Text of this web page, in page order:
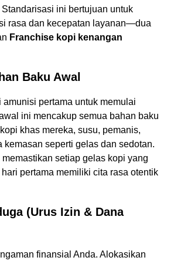
ini bertujuan untuk
rasa dan kecepatan layanan—dua
Franchise kopi kenangan
Baku Awal
pertama untuk memulai
ini mencakup semua bahan baku
khas mereka, susu, pemanis,
kemasan seperti gelas dan sedotan.
setiap gelas kopi yang
pertama memiliki cita rasa otentik
(Urus Izin & Dana
finansial Anda. Alokasikan